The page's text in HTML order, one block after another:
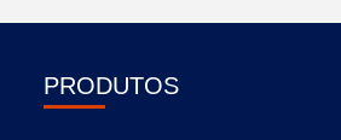
PRODUTOS